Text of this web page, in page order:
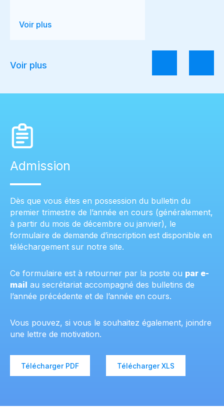
Voir plus
Voir plus
Admission
Dès que vous êtes en possession du bulletin du
premier trimestre de l’année en cours (généralement,
à partir du mois de décembre ou janvier), le
formulaire de demande d’inscription est disponible en
téléchargement sur notre site.
Ce formulaire est à retourner par la poste ou par e-
mail au secrétariat accompagné des bulletins de
l’année précédente et de l’année en cours.
Vous pouvez, si vous le souhaitez également, joindre
une lettre de motivation.
Télécharger PDF Télécharger XLS